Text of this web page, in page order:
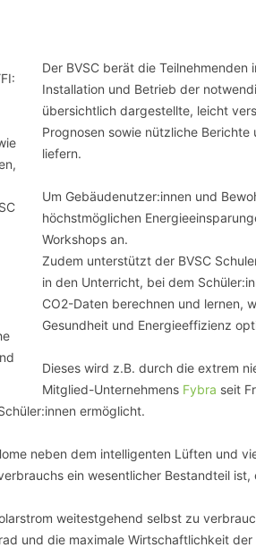
Der BVSC berät die Teilnehmenden
Installation und Betrieb der
übersichtlich dargestellte, leicht
Prognosen sowie nützliche
liefern.
Um Gebäudenutzer:innen und
höchstmöglichen
Workshops an.
Zudem unterstützt der BVSC
in den Unterricht, bei dem
CO2-Daten berechnen und lernen,
Gesundheit und Energieeffizienz
Dieses wird z.B. durch die extrem
Mitglied-Unternehmens Fybra seit
ermöglicht.
neben dem intelligenten Lüften und
ein wesentlicher Bestandteil
weitestgehend selbst zu
und die maximale Wirtschaftlichkeit der